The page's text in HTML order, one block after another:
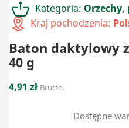
Kategoria: Orzechy,
Kraj pochodzenia:
Baton daktylowy
40 g
4,91 zł Brutto
Dostępne